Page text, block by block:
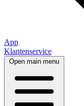
App
Klantenservice
Open main menu